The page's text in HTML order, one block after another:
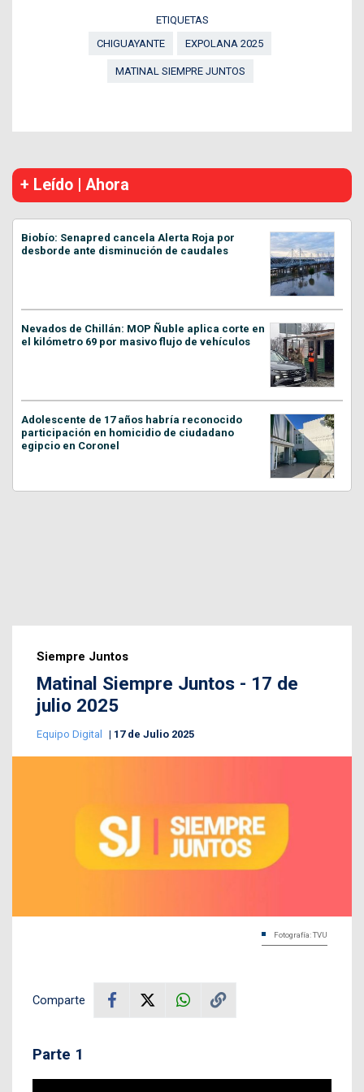
ETIQUETAS
CHIGUAYANTE
EXPOLANA 2025
MATINAL SIEMPRE JUNTOS
+ Leído | Ahora
Biobío: Senapred cancela Alerta Roja por
desborde ante disminución de caudales
Nevados de Chillán: MOP Ñuble aplica corte en
el kilómetro 69 por masivo flujo de vehículos
Adolescente de 17 años habría reconocido
participación en homicidio de ciudadano
egipcio en Coronel
Siempre Juntos
Matinal Siempre Juntos - 17 de
julio 2025
Equipo Digital 17 de Julio 2025
Fotografía: TVU
Comparte
Parte 1